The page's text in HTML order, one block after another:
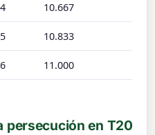
10.667
10.833
11.000
persecución en T20